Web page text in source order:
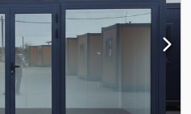
Nuova vasca ribaltabile
a battente, punti di ancoraggio
finestrini elettrici,
-Finanziamento e permuta
Ah Isk - 19% IVA